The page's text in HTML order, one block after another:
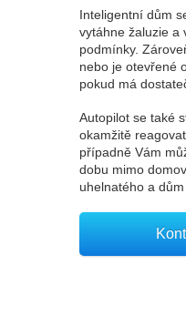
Inteligentní dům
vytáhne žaluzie a
podmínky.
nebo je otevřené
pokud má
Autopilot se také
okamžitě
případně Vám
dobu mimo
uhelnatého a